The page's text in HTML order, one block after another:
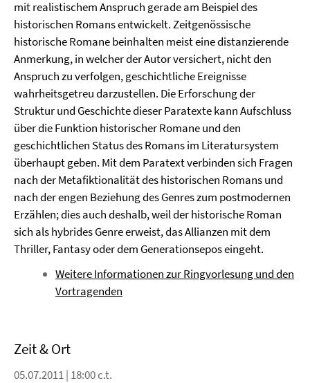
mit realistischem Anspruch gerade am Beispiel des
historischen Romans entwickelt. Zeitgenössische
historische Romane beinhalten meist eine distanzierende
Anmerkung, in welcher der Autor versichert, nicht den
Anspruch zu verfolgen, geschichtliche Ereignisse
wahrheitsgetreu darzustellen. Die Erforschung der
Struktur und Geschichte dieser Paratexte kann Aufschluss
über die Funktion historischer Romane und den
geschichtlichen Status des Romans im Literatursystem
überhaupt geben. Mit dem Paratext verbinden sich Fragen
nach der Metafiktionalität des historischen Romans und
nach der engen Beziehung des Genres zum postmodernen
Erzählen; dies auch deshalb, weil der historische Roman
sich als hybrides Genre erweist, das Allianzen mit dem
Thriller, Fantasy oder dem Generationsepos eingeht.
Weitere Informationen zur Ringvorlesung und den
Vortragenden
Zeit & Ort
05.07.2011 | 18:00 c.t.